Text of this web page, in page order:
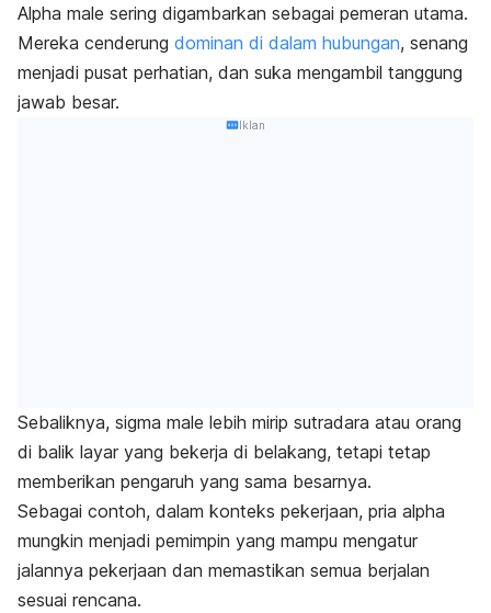
Alpha male sering digambarkan sebagai pemeran utama.
Mereka cenderung dominan di dalam hubungan, senang
menjadi pusat perhatian, dan suka mengambil tanggung
jawab besar.
Iklan
Sebaliknya, sigma male lebih mirip sutradara atau orang
di balik layar yang bekerja di belakang, tetapi tetap
memberikan pengaruh yang sama besarnya.
Sebagai contoh, dalam konteks pekerjaan, pria alpha
mungkin menjadi pemimpin yang mampu mengatur
jalannya pekerjaan dan memastikan semua berjalan
sesuai rencana.